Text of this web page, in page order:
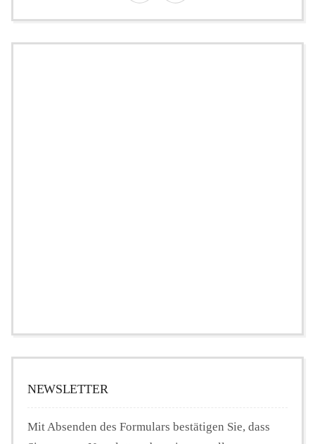
NEWSLETTER
Mit Absenden des Formulars bestätigen Sie, dass